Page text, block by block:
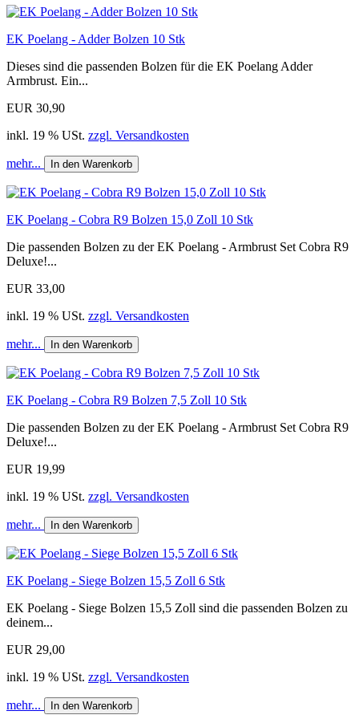
EK Poelang - Adder Bolzen 10 Stk
Dieses sind die passenden Bolzen für die EK Poelang Adder
Armbrust. Ein...
EUR 30,90
inkl. 19 % USt. zzgl. Versandkosten
mehr... In den Warenkorb
EK Poelang - Cobra R9 Bolzen 15,0 Zoll 10 Stk
Die passenden Bolzen zu der EK Poelang - Armbrust Set Cobra R9
Deluxe!...
EUR 33,00
inkl. 19 % USt. zzgl. Versandkosten
mehr... In den Warenkorb
EK Poelang - Cobra R9 Bolzen 7,5 Zoll 10 Stk
Die passenden Bolzen zu der EK Poelang - Armbrust Set Cobra R9
Deluxe!...
EUR 19,99
inkl. 19 % USt. zzgl. Versandkosten
mehr... In den Warenkorb
EK Poelang - Siege Bolzen 15,5 Zoll 6 Stk
EK Poelang - Siege Bolzen 15,5 Zoll sind die passenden Bolzen zu
deinem...
EUR 29,00
inkl. 19 % USt. zzgl. Versandkosten
mehr... In den Warenkorb